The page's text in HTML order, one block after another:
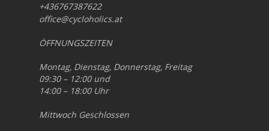
+436767387622
office@cycloholics.at
ÖFFNUNGSZEITEN
Montag, Dienstag, Donnerstag, Freitag
09:30 – 12:00 und
14:00 – 18:00 Uhr
Mittwoch Geschlossen